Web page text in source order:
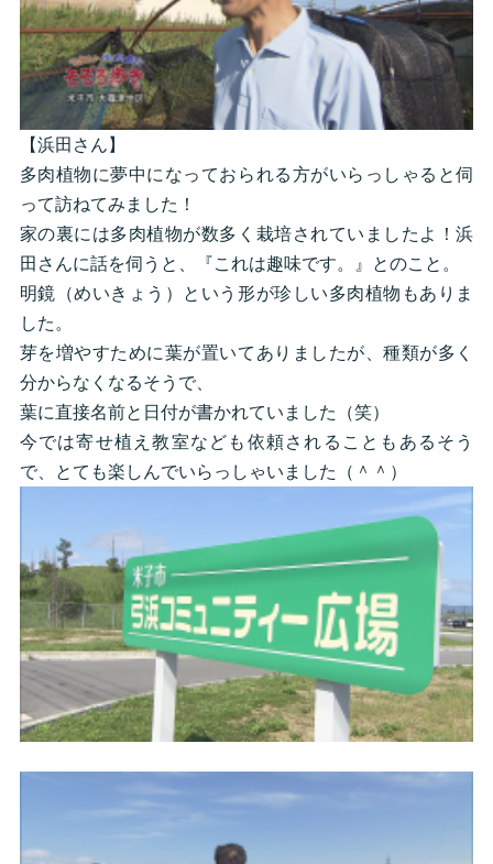
【浜田さん】
多肉植物に夢中になっておられる方がいらっしゃると伺
って訪ねてみました！
家の裏には多肉植物が数多く栽培されていましたよ！浜
田さんに話を伺うと、『これは趣味です。』とのこと。
明鏡（めいきょう）という形が珍しい多肉植物もありま
した。
芽を増やすために葉が置いてありましたが、種類が多く
分からなくなるそうで、
葉に直接名前と日付が書かれていました（笑）
今では寄せ植え教室なども依頼されることもあるそう
で、とても楽しんでいらっしゃいました（＾＾）